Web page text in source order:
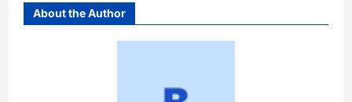
About the Author